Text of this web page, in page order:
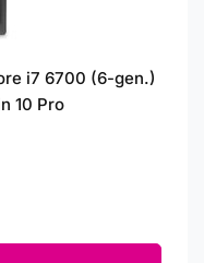
i7 6700 (6-gen.)
10 Pro